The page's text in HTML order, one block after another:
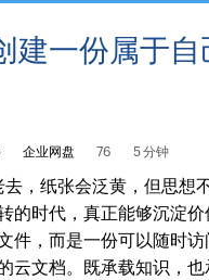
建一份属于自
企业网盘 76 5 分钟
去，纸张会泛黄，但思想
的时代，真正能够沉淀
件，而是一份可以随时访
云文档。既承载知识，